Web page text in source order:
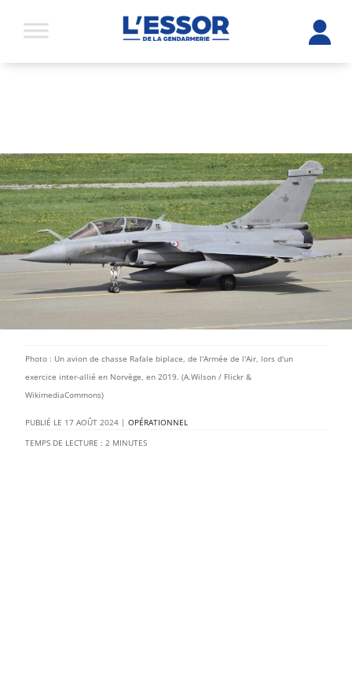
Photo : Un avion de chasse Rafale biplace, de l'Armée de l'Air, lors d'un
exercice inter-allié en Norvège, en 2019. (A.Wilson / Flickr &
WikimediaCommons)
17 AOÛT 2024 |OPÉRATIONNEL
TEMPS DE LECTURE : 2 MINUTES